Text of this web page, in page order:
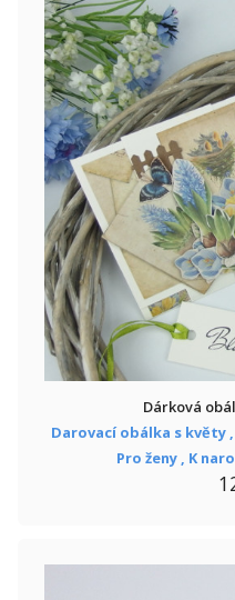
Dárková
Darovací obálka s květy ,
Pro ženy , K